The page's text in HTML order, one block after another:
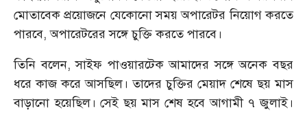
মোতাবেক প্রয়োজনে যেকোনো সময় অপারেটর নিয়োগ করতে
পারবে, অপারেটরের সঙ্গে চুক্তি করতে পারবে।
তিনি বলেন, সাইফ পাওয়ারটেক আমাদের সঙ্গে অনেক বছর
ধরে কাজ করে আসছিল। তাদের চুক্তির মেয়াদ শেষে ছয় মাস
বাড়ানো হয়েছিল। সেই ছয় মাস শেষ হবে আগামী ৭ জুলাই।